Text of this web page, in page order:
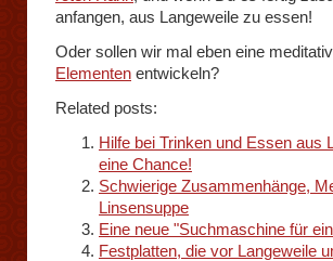
anfangen, aus Langeweile zu essen!
Oder sollen wir mal eben eine
Elementen entwickeln?
Related posts:
Hilfe bei Trinken und Essen aus
eine Chance!
Schwierige Zusammenhänge,
Linsensuppe
Eine neue "Suchmaschine für
Festplatten, die vor Langeweile